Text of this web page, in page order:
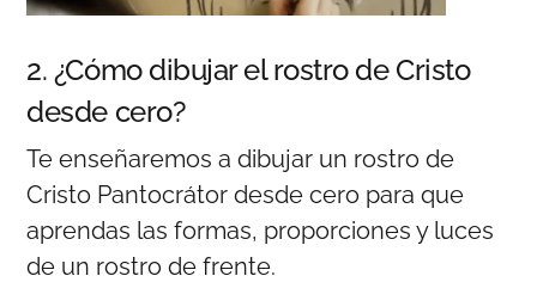
2. ¿Cómo dibujar el rostro de Cristo
desde cero?
Te enseñaremos a dibujar un rostro de
Cristo Pantocrátor desde cero para que
aprendas las formas, proporciones y luces
de un rostro de frente.